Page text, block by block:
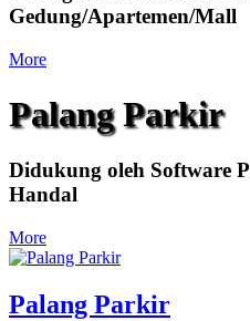
Gedung/Apartemen/Mall
More
Palang Parkir
Didukung oleh Software
Handal
More
Palang Parkir